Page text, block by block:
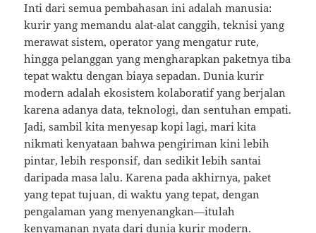
Inti dari semua pembahasan ini adalah manusia:
kurir yang memandu alat-alat canggih, teknisi yang
merawat sistem, operator yang mengatur rute,
hingga pelanggan yang mengharapkan paketnya tiba
tepat waktu dengan biaya sepadan. Dunia kurir
modern adalah ekosistem kolaboratif yang berjalan
karena adanya data, teknologi, dan sentuhan empati.
Jadi, sambil kita menyesap kopi lagi, mari kita
nikmati kenyataan bahwa pengiriman kini lebih
pintar, lebih responsif, dan sedikit lebih santai
daripada masa lalu. Karena pada akhirnya, paket
yang tepat tujuan, di waktu yang tepat, dengan
pengalaman yang menyenangkan—itulah
kenyamanan nyata dari dunia kurir modern.